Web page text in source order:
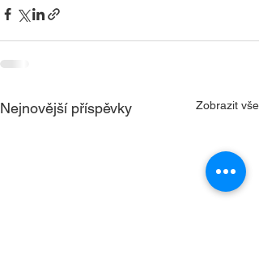
Nejnovější příspěvky Zobrazit vše